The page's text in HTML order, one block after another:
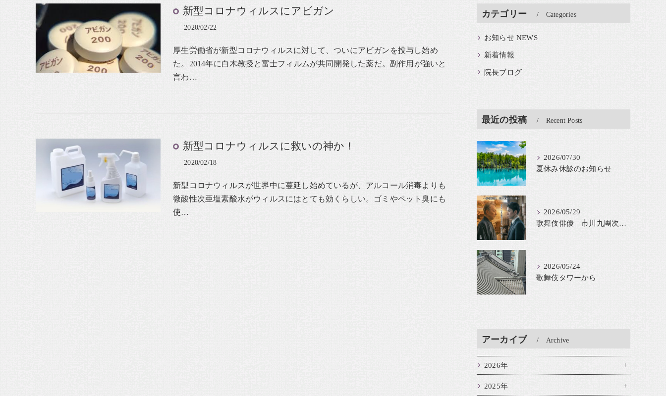
新型コロナウィルスにアビガン
2020/02/22
厚生労働省が新型コロナウィルスに対して、ついにアビガンを投与し始め
た。2014年に白木教授と富士フィルムが共同開発した薬だ。副作用が強いと
言わ…
新型コロナウィルスに救いの神か！
2020/02/18
新型コロナウィルスが世界中に蔓延し始めているが、アルコール消毒よりも
微酸性次亜塩素酸水がウィルスにはとても効くらしい。ゴミやペット臭にも
使…
カテゴリー Categories
お知らせ NEWS
新着情報
院長ブログ
最近の投稿 Recent Posts
2026/07/30
夏休み休診のお知らせ
2026/05/29
歌舞伎俳優 市川九團次が鈴木貫太郎を舞台化
2026/05/24
歌舞伎タワーから
アーカイブ Archive
2026年
2025年